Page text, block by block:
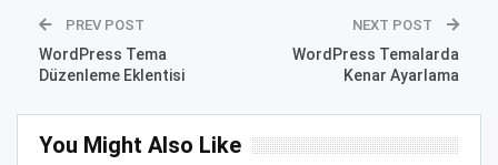
PREV POST
WordPress Tema
Düzenleme Eklentisi
NEXT POST
WordPress Temalarda
Kenar Ayarlama
You Might Also Like